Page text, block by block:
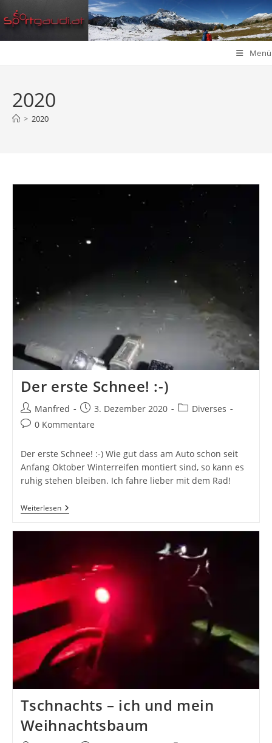
Zum
Inhalt
Menü
2020
> 2020
Der erste Schnee! :-)
Beitrags-
Autor:
Manfred
Beitrag
veröffentlicht:
3. Dezember 2020
Beitrags-
Diverses
Beitrags-
0 Kommentare
Der erste Schnee! :-) Wie gut dass am Auto schon seit
Anfang Oktober Winterreifen montiert sind, so kann es
ruhig stehen bleiben. Ich fahre lieber mit dem Rad!
WeiterlesenDer
Erste
Tschnachts – ich und mein
Weihnachtsbaum